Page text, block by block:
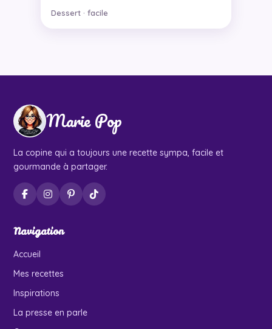
Dessert · facile
Marie Pop
La copine qui a toujours une recette sympa, facile et
gourmande à partager.
Navigation
Accueil
Mes recettes
Inspirations
La presse en parle